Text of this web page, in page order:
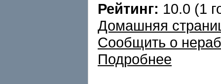
Рейтинг: 10.0 (1
Домашняя
Сообщить о
Подробнее